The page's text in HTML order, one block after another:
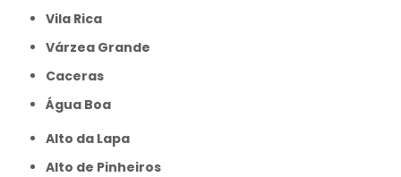
Vila Rica
Várzea Grande
caceras
Água Boa
Alto da Lapa
Alto de Pinheiros